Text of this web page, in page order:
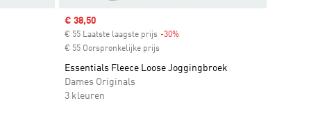
Sale price
€ 38,50
€ 55 Laatste laagste prijs -30%Discount
€ 55 Oorspronkelijke prijs
Essentials Fleece Loose Joggingbroek
Dames Originals
3 kleuren